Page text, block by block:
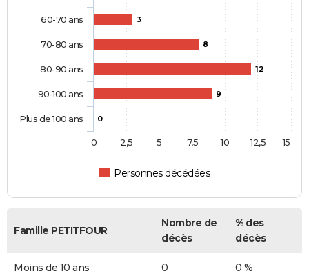
3
8
12
9
0
Personnes décédées
60-70 ans
70-80 ans
80-90 ans
90-100 ans
Plus de 100 ans
0 2,5 5 7,5 10 12,5 15
Famille PETITFOUR
Nombre de
décès
% des
décès
Moins de 10 ans 0 0 %